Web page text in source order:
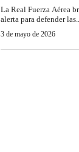
La Real Fuerza Aérea
alerta para defender
3 de mayo de 2026